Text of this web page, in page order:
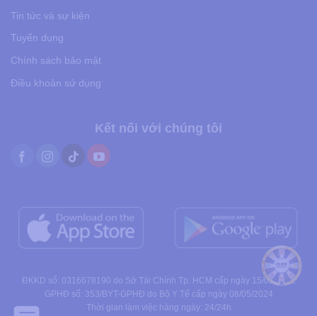
Tin tức và sự kiện
Tuyển dụng
Chính sách bảo mật
Điều khoản sử dụng
Kết nối với chúng tôi
ĐKKD số: 0316678190 do Sở Tài Chính Tp. HCM cấp ngày 15/01/2021
GPHĐ số: 353/BYT-GPHĐ do Bộ Y Tế cấp ngày 08/05/2024
Thời gian làm việc hàng ngày: 24/24h